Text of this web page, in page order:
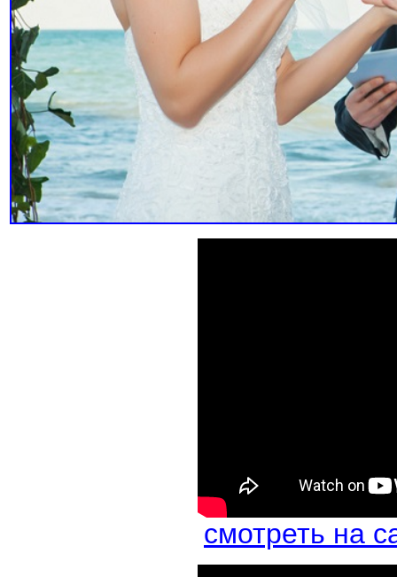
смотреть на